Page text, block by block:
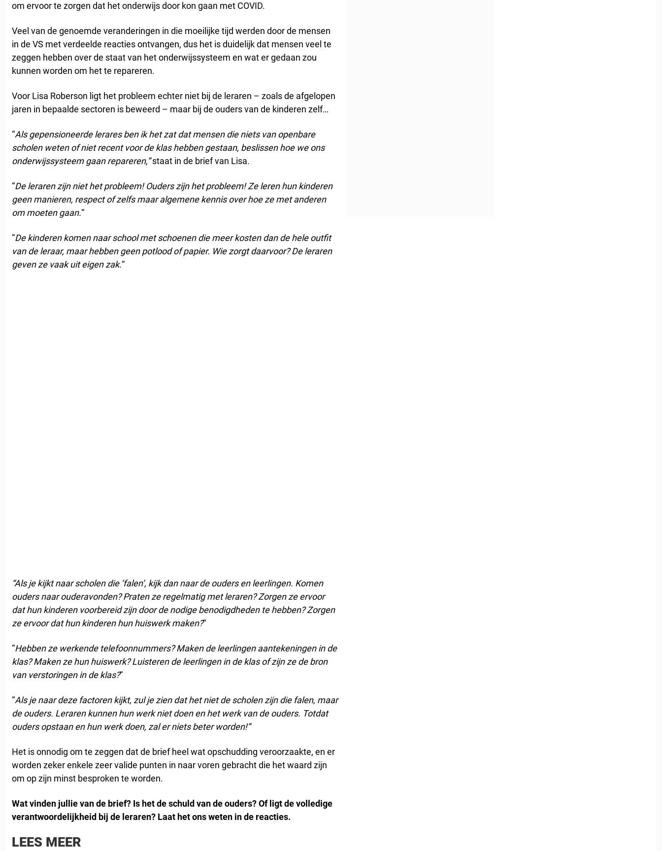
om ervoor te zorgen dat het onderwijs door kon gaan met COVID.
Veel van de genoemde veranderingen in die moeilijke tijd werden door de mensen
in de VS met verdeelde reacties ontvangen, dus het is duidelijk dat mensen veel te
zeggen hebben over de staat van het onderwijssysteem en wat er gedaan zou
kunnen worden om het te repareren.
Voor Lisa Roberson ligt het probleem echter niet bij de leraren – zoals de afgelopen
jaren in bepaalde sectoren is beweerd – maar bij de ouders van de kinderen zelf…
“Als gepensioneerde lerares ben ik het zat dat mensen die niets van openbare
scholen weten of niet recent voor de klas hebben gestaan, beslissen hoe we ons
onderwijssysteem gaan repareren,”staat in de brief van Lisa.
“De leraren zijn niet het probleem! Ouders zijn het probleem!Ze leren hun kinderen
geen manieren, respect of zelfs maar algemene kennis over hoe ze met anderen
om moeten gaan.“
“De kinderen komen naar school met schoenen die meer kosten dan de hele outfit
van de leraar, maar hebben geen potlood of papier. Wie zorgt daarvoor? De leraren
geven ze vaak uit eigen zak.“
“Als je kijkt naar scholen die ‘falen’, kijk dan naar de ouders en leerlingen. Komen
ouders naar ouderavonden? Praten ze regelmatig met leraren?Zorgen ze ervoor
dat hun kinderen voorbereid zijn door de nodige benodigdheden te hebben? Zorgen
ze ervoor dat hun kinderen hun huiswerk maken?“
“Hebben ze werkende telefoonnummers? Maken de leerlingen aantekeningen in de
klas? Maken ze hun huiswerk? Luisteren de leerlingen in de klas of zijn ze de bron
van verstoringen in de klas?“
“Als je naar deze factoren kijkt, zul je zien dat het niet de scholen zijn die falen, maar
de ouders. Leraren kunnen hun werk niet doen en het werk van de ouders. Totdat
ouders opstaan en hun werk doen, zal er niets beter worden!”
Het is onnodig om te zeggen dat de brief heel wat opschudding veroorzaakte, en er
worden zeker enkele zeer valide punten in naar voren gebracht die het waard zijn
om op zijn minst besproken te worden.
Wat vinden jullie van de brief? Is het de schuld van de ouders?Of ligt de volledige
verantwoordelijkheid bij de leraren? Laat het ons weten in de reacties.
LEES MEER